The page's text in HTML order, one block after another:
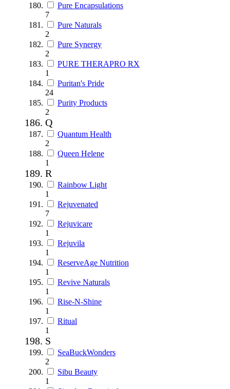
Pure Encapsulations
7
Pure Naturals
2
Pure Synergy
2
PURE THERAPRO RX
1
Puritan's Pride
24
Purity Products
2
Q
Quantum Health
2
Queen Helene
1
R
Rainbow Light
1
Rejuvenated
7
Rejuvicare
1
Rejuvila
1
ReserveAge Nutrition
1
Revive Naturals
1
Rise-N-Shine
1
Ritual
1
S
SeaBuckWonders
2
Sibu Beauty
1